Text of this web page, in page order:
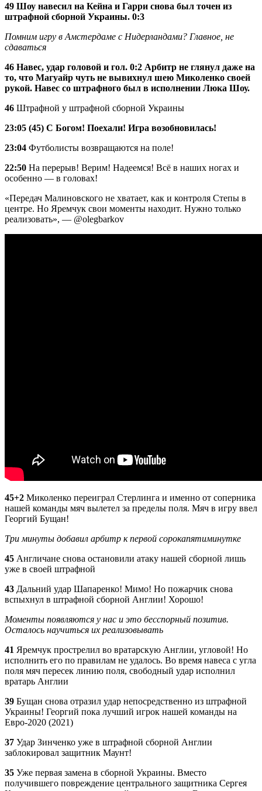
49 Шоу навесил на Кейна и Гарри снова был точен из
штрафной сборной Украины. 0:3
Помним игру в Амстердаме с Нидерландами? Главное, не
сдаваться
46 Навес, удар головой и гол. 0:2 Арбитр не глянул даже на
то, что Магуайр чуть не вывихнул шею Миколенко своей
рукой. Навес со штрафного был в исполнении Люка Шоу.
46 Штрафной у штрафной сборной Украины
23:05 (45) С Богом! Поехали! Игра возобновилась!
23:04 Футболисты возвращаются на поле!
22:50 На перерыв! Верим! Надеемся! Всё в наших ногах и
особенно — в головах!
«Передач Малиновского не хватает, как и контроля Степы в
центре. Но Яремчук свои моменты находит. Нужно только
реализовать», — @olegbarkov
45+2 Миколенко переиграл Стерлинга и именно от соперника
нашей команды мяч вылетел за пределы поля. Мяч в игру ввел
Георгий Бущан!
Три минуты добавил арбитр к первой сорокапятиминутке
45 Англичане снова остановили атаку нашей сборной лишь
уже в своей штрафной
43 Дальний удар Шапаренко! Мимо! Но пожарчик снова
вспыхнул в штрафной сборной Англии! Хорошо!
Моменты появляются у нас и это бесспорный позитив.
Осталось научиться их реализовывать
41 Яремчук прострелил во вратарскую Англии, угловой! Но
исполнить его по правилам не удалось. Во время навеса с угла
поля мяч пересек линию поля, свободный удар исполнил
вратарь Англии
39 Бущан снова отразил удар непосредственно из штрафной
Украины! Георгий пока лучший игрок нашей команды на
Евро-2020 (2021)
37 Удар Зинченко уже в штрафной сборной Англии
заблокировал защитник Маунт!
35 Уже первая замена в сборной Украины. Вместо
получившего повреждение центрального защитника Сергея